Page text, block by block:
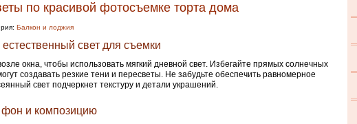
по красивой фотосъемке торта дома
Балкон и лоджия
естественный свет для съемки
окна, чтобы использовать мягкий дневной свет. Избегайте прямых солнечных
создавать резкие тени и пересветы. Не забудьте обеспечить равномерное
свет подчеркнет текстуру и детали украшений.
фон и композицию